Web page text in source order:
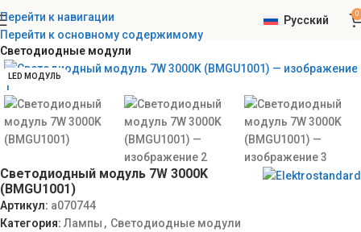
Перейти к навигации
Перейти к основному содержимому
Русский 0
Главная Elektrostandard Электротовары
Светодиодные модули
LED МОДУЛЬ
Светодиодный модуль 7W 3000K
(BMGU1001)
Артикул: a070744
Категория: Лампы , Светодиодные модули